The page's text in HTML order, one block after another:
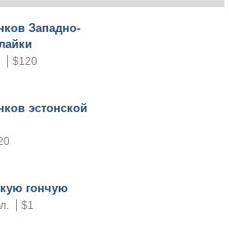
Западно-
$120
эстонской
гончую
$1